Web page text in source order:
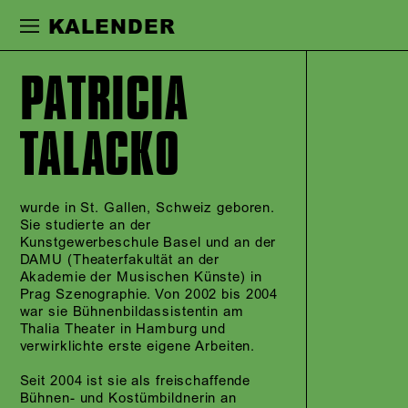
Zur Hauptnavigation springen
KALENDER
PATRICIA
TALACKO
wurde in St. Gallen, Schweiz geboren.
Sie studierte an der
Kunstgewerbeschule Basel und an der
DAMU (Theaterfakultät an der
Akademie der Musischen Künste) in
Prag Szenographie. Von 2002 bis 2004
war sie Bühnenbildassistentin am
Thalia Theater in Hamburg und
verwirklichte erste eigene Arbeiten.
Seit 2004 ist sie als freischaffende
Bühnen- und Kostümbildnerin an